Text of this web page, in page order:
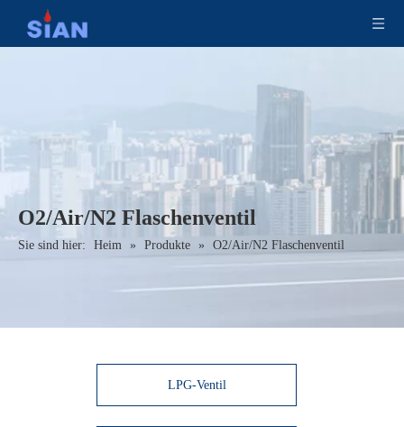
O2/Air/N2 Flaschenventil
Sie sind hier: Heim » Produkte » O2/Air/N2 Flaschenventil
LPG-Ventil